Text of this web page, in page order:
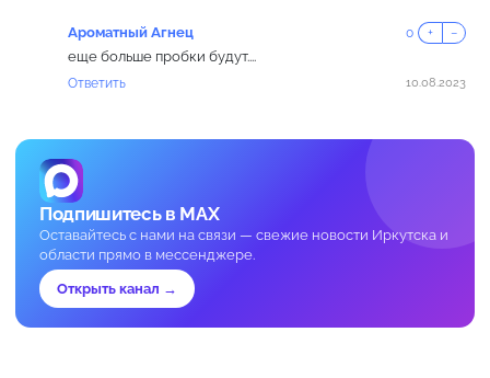
Ароматный Агнец 0 + −
еще больше пробки будут....
Ответить 10.08.2023
Подпишитесь в MAX
Оставайтесь с нами на связи — свежие новости Иркутска и
области прямо в мессенджере.
Открыть канал →